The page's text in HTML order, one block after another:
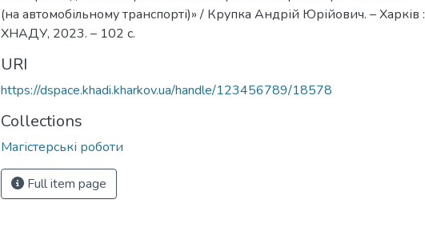
(на автомобільному транспорті)» / Крупка Андрій Юрійович. – Харків :
ХНАДУ, 2023. – 102 с.
URI
https://dspace.khadi.kharkov.ua/handle/123456789/18578
Collections
Магістерські роботи
Full item page